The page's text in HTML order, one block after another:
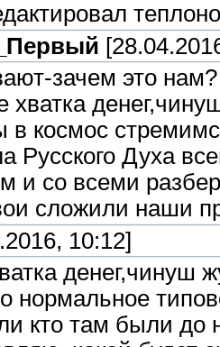
зачем это нам?
хватка
в космос
Русского Духа
со всеми
сложили наши
10:12]
денег,чинуш
нормальное
кто там были до